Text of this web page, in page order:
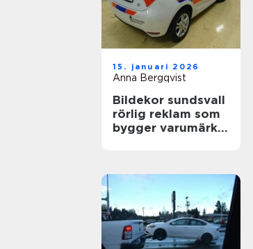
15. januari 2026
Anna Bergqvist
Bildekor sundsvall
rörlig reklam som
bygger varumärke